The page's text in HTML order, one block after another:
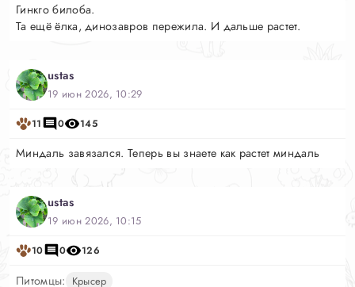
Гинкго билоба.
Та ещё ёлка, динозавров пережила. И дальше растет.
ustas
19 июн 2026, 10:29
11 0 145
Миндаль завязался. Теперь вы знаете как растет миндаль
ustas
19 июн 2026, 10:15
10 0 126
Питомцы: Крысер